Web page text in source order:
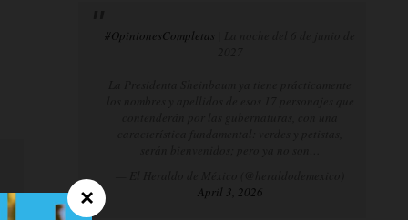
×
#OpinionesCompletas
April 3, 2026